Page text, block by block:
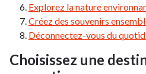
Explorez la nature
Créez des souvenirs
Déconnectez-vous du
Choisissez une